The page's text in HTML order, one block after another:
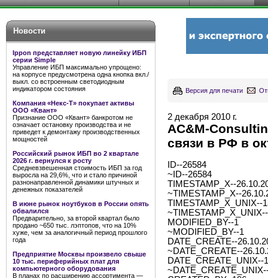
Новости
Ippon представляет новую линейку ИБП
серии Simple
Управление ИБП максимально упрощено:
на корпусе предусмотрена одна кнопка вкл./
выкл. со встроенным светодиодным
индикатором состояния
Компания «Некс-Т» покупает активы
ООО «Квант»
Признание ООО «Квант» банкротом не
означает остановку производства и не
приведет к демонтажу производственных
мощностей
Российский рынок ИБП во 2 квартале
2026 г. вернулся к росту
Средневзвешенная стоимость ИБП за год
выросла на 29,6%, что и стало причиной
разнонаправленной динамики штучных и
денежных показателей
В июне рынок ноутбуков в России опять
обвалился
Предварительно, за второй квартал было
продано ~650 тыс. лэптопов, что на 10%
хуже, чем за аналогичный период прошлого
года
Предприятие Москвы произвело свыше
10 тыс. периферийных плат для
компьютерного оборудования
В планах по расширению ассортимента —
Версия для печати
2 декабря 2010 г.
AC&M-
связи в РФ в
ID--26584
~ID--26584
TIMESTAMP_X--
~TIMESTAMP_X--
TIMESTAMP_X_UNIX--
MODIFIED_BY--1
~MODIFIED_BY--1
DATE_CREATE--
~DATE_CREATE--
DATE_CREATE_UNIX--